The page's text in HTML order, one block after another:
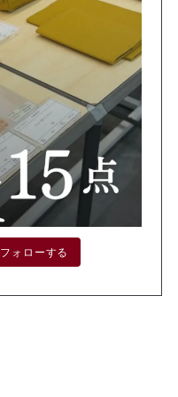
フォローする